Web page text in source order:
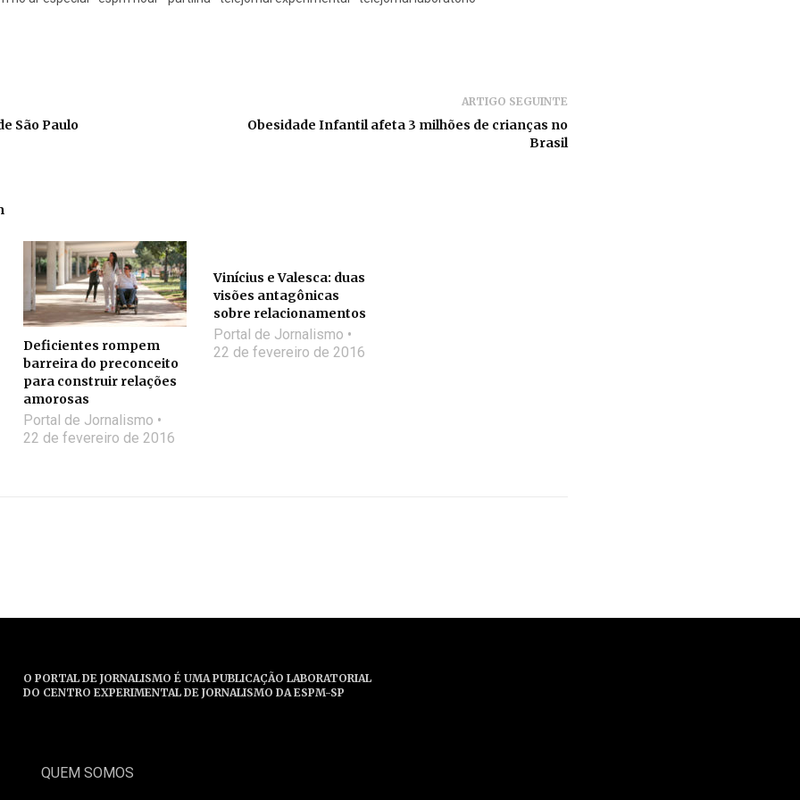
São Paulo
ARTIGO SEGUINTE
Obesidade Infantil afeta 3 milhões de crianças no
Brasil
Deficientes rompem
barreira do preconceito
para construir relações
amorosas
Portal de Jornalismo
22 de fevereiro de 2016
Vinícius e Valesca: duas
visões antagônicas
sobre relacionamentos
Portal de Jornalismo
22 de fevereiro de 2016
O PORTAL DE JORNALISMO É UMA PUBLICAÇÃO LABORATORIAL
DO CENTRO EXPERIMENTAL DE JORNALISMO DA ESPM-SP
QUEM SOMOS